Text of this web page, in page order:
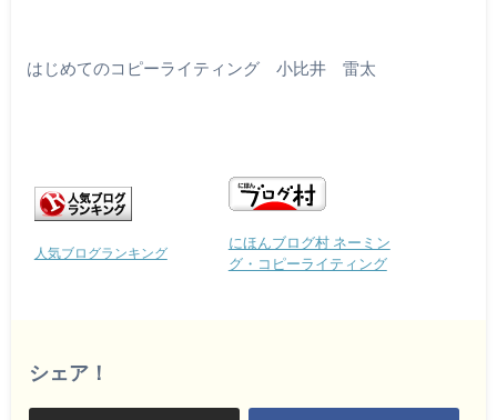
はじめてのコピーライティング 小比井 雷太
人気ブログランキング
にほんブログ村 ネーミン
グ・コピーライティング
シェア！